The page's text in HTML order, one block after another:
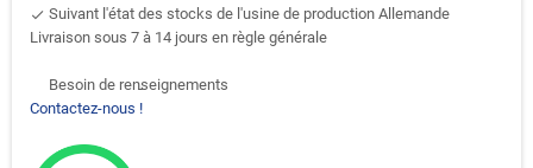
done Suivant l'état des stocks de l'usine de production Allemande
Livraison sous 7 à 14 jours en règle générale
support-agent
Besoin de renseignements
Contactez-nous !